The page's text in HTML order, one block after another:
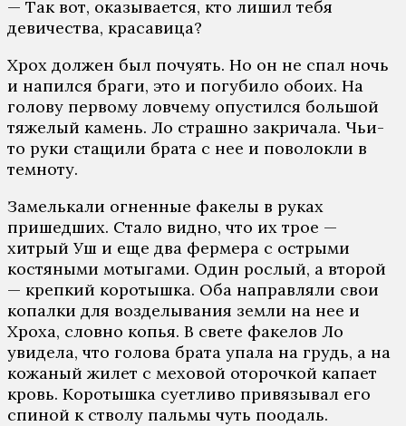
— Так вот, оказывается, кто лишил тебя
девичества, красавица?
Хрох должен был почуять. Но он не спал ночь
и напился браги, это и погубило обоих. На
голову первому ловчему опустился большой
тяжелый камень. Ло страшно закричала. Чьи-
то руки стащили брата с нее и поволокли в
темноту.
Замелькали огненные факелы в руках
пришедших. Стало видно, что их трое —
хитрый Уш и еще два фермера с острыми
костяными мотыгами. Один рослый, а второй
— крепкий коротышка. Оба направляли свои
копалки для возделывания земли на нее и
Хроха, словно копья. В свете факелов Ло
увидела, что голова брата упала на грудь, а на
кожаный жилет с меховой оторочкой капает
кровь. Коротышка суетливо привязывал его
спиной к стволу пальмы чуть поодаль.